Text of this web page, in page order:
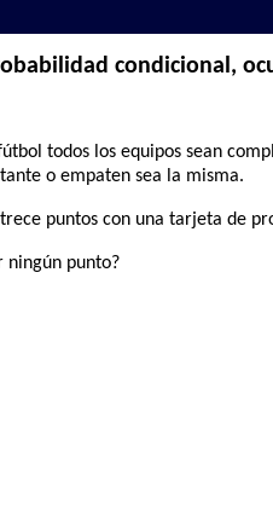
condicional,
todos los equipos sean
o empaten sea la misma.
puntos con una tarjeta de
ningún punto?